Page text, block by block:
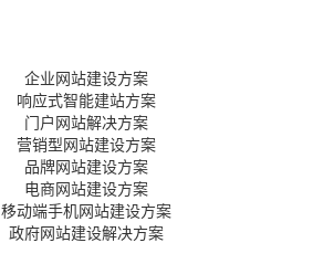
企业网站建设方案
响应式智能建站方案
门户网站解决方案
营销型网站建设方案
品牌网站建设方案
电商网站建设方案
移动端手机网站建设方案
政府网站建设解决方案